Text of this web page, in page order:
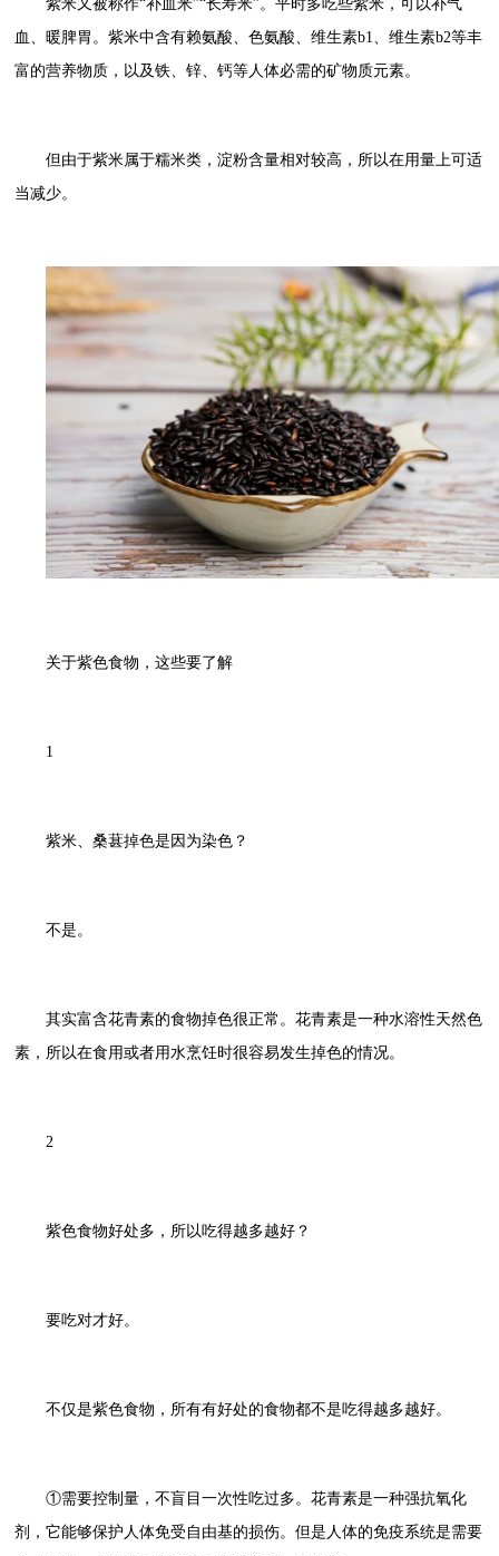
紫米又被称作“补血米”“长寿米”。平时多吃些紫米，可以补气
血、暖脾胃。紫米中含有赖氨酸、色氨酸、维生素b1、维生素b2等丰
富的营养物质，以及铁、锌、钙等人体必需的矿物质元素。
但由于紫米属于糯米类，淀粉含量相对较高，所以在用量上可适
当减少。
关于紫色食物，这些要了解
1
紫米、桑葚掉色是因为染色？
不是。
其实富含花青素的食物掉色很正常。花青素是一种水溶性天然色
素，所以在食用或者用水烹饪时很容易发生掉色的情况。
2
紫色食物好处多，所以吃得越多越好？
要吃对才好。
不仅是紫色食物，所有有好处的食物都不是吃得越多越好。
①需要控制量，不盲目一次性吃过多。花青素是一种强抗氧化
剂，它能够保护人体免受自由基的损伤。但是人体的免疫系统是需要